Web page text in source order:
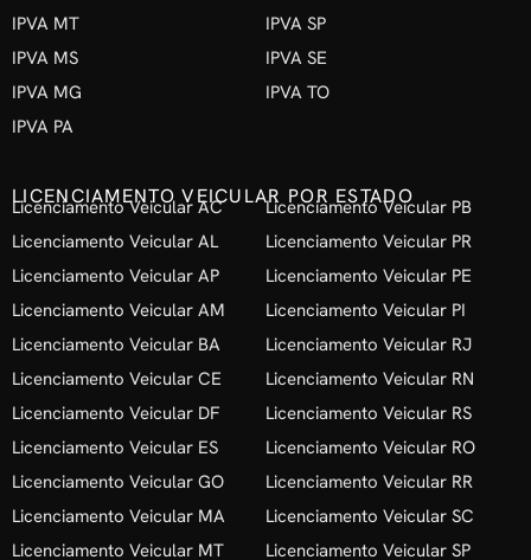
IPVA MT
IPVA MS
IPVA MG
IPVA PA
IPVA SP
IPVA SE
IPVA TO
LICENCIAMENTO VEICULAR POR ESTADO
Licenciamento Veicular AC
Licenciamento Veicular AL
Licenciamento Veicular AP
Licenciamento Veicular AM
Licenciamento Veicular BA
Licenciamento Veicular CE
Licenciamento Veicular DF
Licenciamento Veicular ES
Licenciamento Veicular GO
Licenciamento Veicular MA
Licenciamento Veicular MT
Licenciamento Veicular PB
Licenciamento Veicular PR
Licenciamento Veicular PE
Licenciamento Veicular PI
Licenciamento Veicular RJ
Licenciamento Veicular RN
Licenciamento Veicular RS
Licenciamento Veicular RO
Licenciamento Veicular RR
Licenciamento Veicular SC
Licenciamento Veicular SP